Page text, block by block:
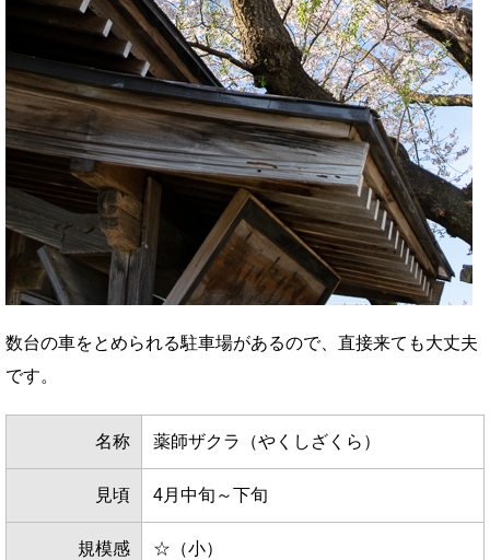
数台の車をとめられる駐車場があるので、直接来ても大丈夫
です。
名称 薬師ザクラ（やくしざくら）
見頃 4月中旬～下旬
規模感 ☆（小）